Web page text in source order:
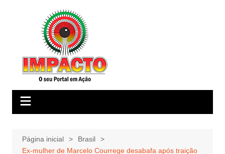
Página inicial
Brasil
Ex-mulher de Marcelo Courrege desabafa após traição